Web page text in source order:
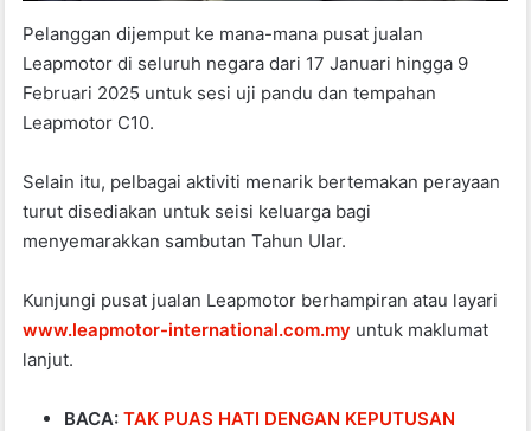
Pelanggan dijemput ke mana-mana pusat jualan
Leapmotor di seluruh negara dari 17 Januari hingga 9
Februari 2025 untuk sesi uji pandu dan tempahan
Leapmotor C10.
Selain itu, pelbagai aktiviti menarik bertemakan perayaan
turut disediakan untuk seisi keluarga bagi
menyemarakkan sambutan Tahun Ular.
Kunjungi pusat jualan Leapmotor berhampiran atau layari
www.leapmotor-international.com.my untuk maklumat
lanjut.
BACA:TAK PUAS HATI DENGAN KEPUTUSAN